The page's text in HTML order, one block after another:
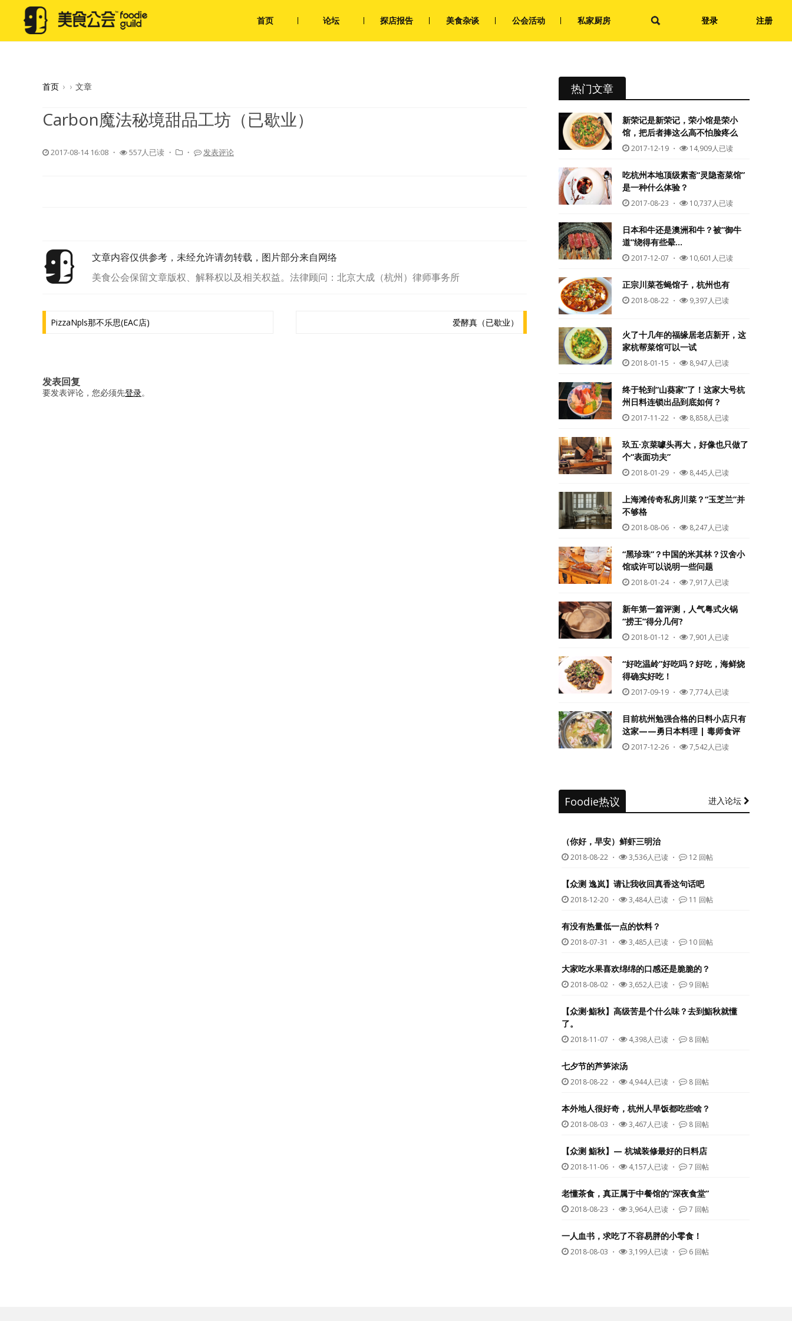
登录 注册
首页 论坛 探店报告 美食杂谈 公会活动 私家厨房
首页 › › 文章
Carbon魔法秘境甜品工坊（已歇业）
2017-08-14 16:08 ・ 557人已读 ・ ・ 发表评论
文章内容仅供参考，未经允许请勿转载，图片部分来自网络
美食公会保留文章版权、解释权以及相关权益。法律顾问：北京大成（杭州）律师事务所
章
PizzaNpls那不乐思(EAC店) 爱酵真（已歇业）
发表回复
要发表评论，您必须先登录。
热门文章
新荣记是新荣记，荣小馆是荣小
馆，把后者捧这么高不怕脸疼么
2017-12-19 ・ 14,909人已读
吃杭州本地顶级素斋“灵隐斋菜馆”
是一种什么体验？
2017-08-23 ・ 10,737人已读
日本和牛还是澳洲和牛？被“御牛
道”绕得有些晕…
2017-12-07 ・ 10,601人已读
正宗川菜苍蝇馆子，杭州也有
2018-08-22 ・ 9,397人已读
火了十几年的福缘居老店新开，这
家杭帮菜馆可以一试
2018-01-15 ・ 8,947人已读
终于轮到“山葵家”了！这家大号杭
州日料连锁出品到底如何？
2017-11-22 ・ 8,858人已读
玖五·京菜噱头再大，好像也只做了
个“表面功夫”
2018-01-29 ・ 8,445人已读
上海滩传奇私房川菜？“玉芝兰”并
不够格
2018-08-06 ・ 8,247人已读
“黑珍珠”？中国的米其林？汉舍小
馆或许可以说明一些问题
2018-01-24・ 7,917人已读
新年第一篇评测，人气粤式火锅
“捞王”得分几何?
2018-01-12 ・ 7,901人已读
“好吃温岭”好吃吗？好吃，海鲜烧
得确实好吃！
2017-09-19 ・ 7,774人已读
目前杭州勉强合格的日料小店只有
这家——勇日本料理 | 毒师食评
2017-12-26 ・ 7,542人已读
Foodie热议 进入论坛
（你好，早安）鲜虾三明治
2018-08-22 ・ 3,536人已读 ・ 12 回帖
【众测 逸岚】请让我收回真香这句话吧
2018-12-20 ・ 3,484人已读 ・ 11 回帖
有没有热量低一点的饮料？
2018-07-31 ・ 3,485人已读 ・ 10 回帖
大家吃水果喜欢绵绵的口感还是脆脆的？
2018-08-02 ・ 3,652人已读 ・ 9 回帖
【众测·鮨秋】高级苦是个什么味？去到鮨秋就懂
了。
2018-11-07 ・ 4,398人已读 ・ 8 回帖
七夕节的芦笋浓汤
2018-08-22 ・ 4,944人已读 ・ 8 回帖
本外地人很好奇，杭州人早饭都吃些啥？
2018-08-03 ・ 3,467人已读 ・ 8 回帖
【众测 鮨秋】— 杭城装修最好的日料店
2018-11-06 ・ 4,157人已读 ・ 7 回帖
老懂茶食，真正属于中餐馆的“深夜食堂”
2018-08-23 ・ 3,964人已读 ・ 7 回帖
一人血书，求吃了不容易胖的小零食！
2018-08-03 ・ 3,199人已读 ・ 6 回帖